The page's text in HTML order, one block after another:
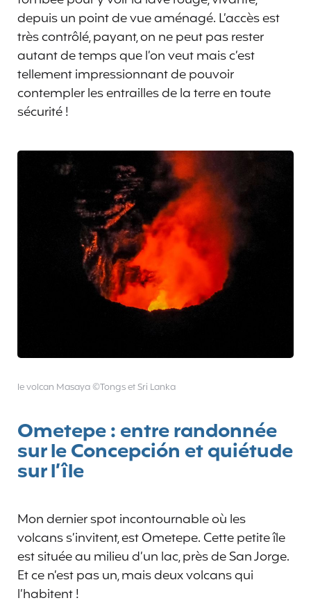
depuis un point de vue aménagé. L’accès est
très contrôlé, payant, on ne peut pas rester
autant de temps que l’on veut mais c’est
tellement impressionnant de pouvoir
contempler les entrailles de la terre en toute
sécurité !
le volcan Masaya ©Tongs et Sri Lanka
Ometepe : entre randonnée
sur le Concepción et quiétude
sur l’île
Mon dernier spot incontournable où les
volcans s’invitent, est Ometepe. Cette petite île
est située au milieu d’un lac, près de San Jorge.
Et ce n’est pas un, mais deux volcans qui
l’habitent !